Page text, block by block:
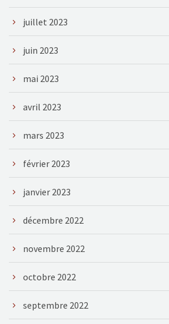
juillet 2023
juin 2023
mai 2023
avril 2023
mars 2023
février 2023
janvier 2023
décembre 2022
novembre 2022
octobre 2022
septembre 2022